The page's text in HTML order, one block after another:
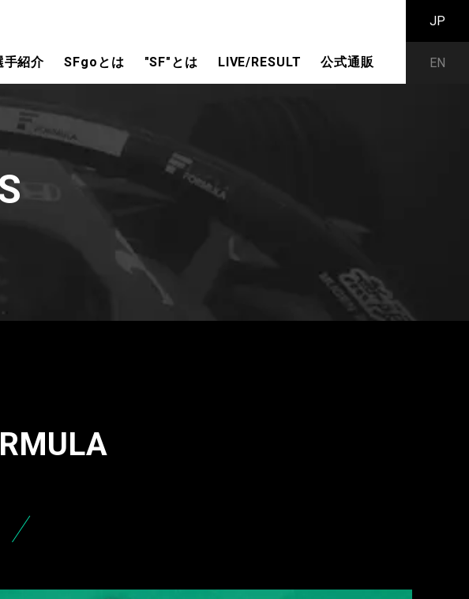
手紹介 SFgoとは "SF"とは LIVE/RESULT 公式通販
JP
EN